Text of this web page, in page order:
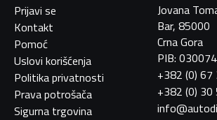
Prijavi se
Kontakt
Pomoć
Uslovi korišćenja
Politika privatnosti
Prava potrošača
Sigurna trgovina
Jovana
Bar, 85000
Crna Gora
PIB:
+382 (0)
+382 (0)